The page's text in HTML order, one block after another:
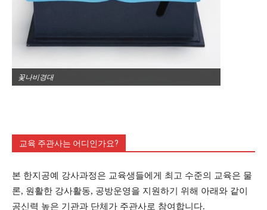
꽃나비경대
교육 주관사는 어디인가요?
본 한지공예 강사과정은 교육생들에게 최고 수준의 교육은 물
론, 원활한 강사활동, 공방운영을 지원하기 위해 아래와 같이
공신력 높은 기관과 단체가 주관사로 참여합니다.